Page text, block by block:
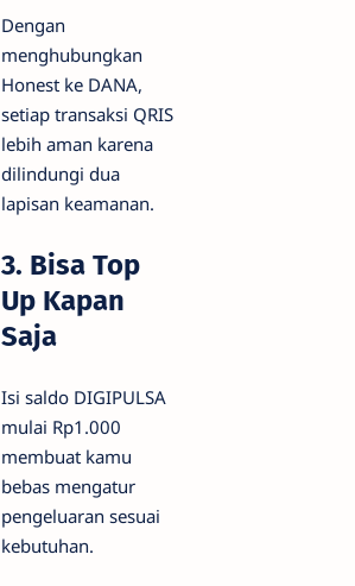
Dengan
menghubungkan
Honest ke DANA,
setiap transaksi QRIS
lebih aman karena
dilindungi dua
lapisan keamanan.
3. Bisa Top
Up Kapan
Saja
Isi saldo DIGIPULSA
mulai Rp1.000
membuat kamu
bebas mengatur
pengeluaran sesuai
kebutuhan.